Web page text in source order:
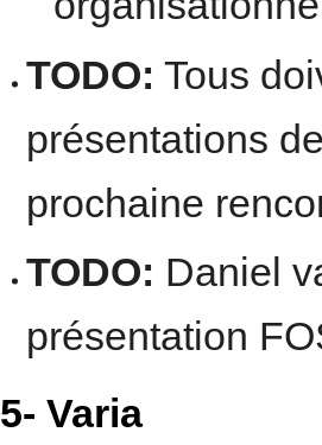
TODO: Tous
présentations
prochaine
TODO: Daniel
présentation
5- Varia